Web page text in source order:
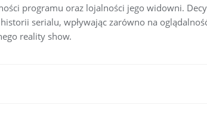
programu oraz lojalności jego widowni.
serialu, wpływając zarówno na
reality show.